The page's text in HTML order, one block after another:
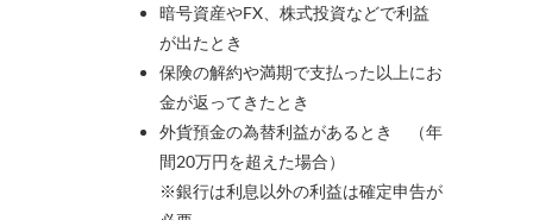
暗号資産やFX、株式投資などで利益
が出たとき
保険の解約や満期で支払った以上にお
金が返ってきたとき
外貨預金の為替利益があるとき （年
間20万円を超えた場合）
※銀行は利息以外の利益は確定申告が